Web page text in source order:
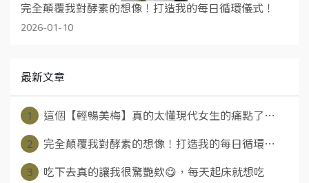
完全顛覆我對酵素的想像！打造我的每日循環儀式！
2026-01-10
最新文章
1 這個【輕暢美梅】真的太懂現代女生的痛點了⋯
2 完全顛覆我對酵素的想像！打造我的每日循環⋯
3 吃下去真的讓我很驚艷欸😋，每天起床就想吃